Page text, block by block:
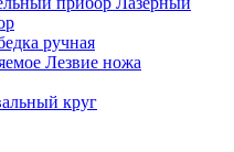
ручная
Лезвие ножа
круг